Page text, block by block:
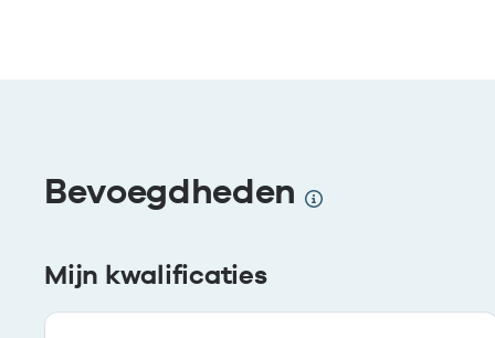
Bevoegdheden
Mijn kwalificaties